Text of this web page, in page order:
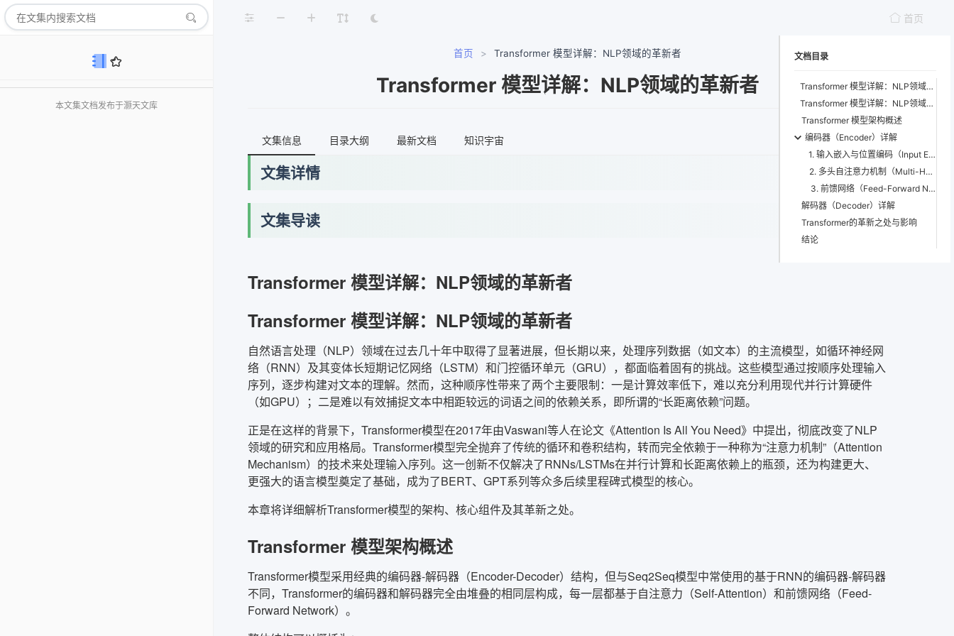
本文集文档发布于灏天文库
首页
首页 > Transformer 模型详解：NLP领域的革新者
Transformer 模型详解：NLP领域的革新者
文集信息 目录大纲 最新文档 知识宇宙
文集详情
文集导读
Transformer 模型详解：NLP领域的革新者
Transformer 模型详解：NLP领域的革新者
自然语言处理（NLP）领域在过去几十年中取得了显著进展，但长期以来，处理序列数据（如文本）的主流模型，如循环神经网
络（RNN）及其变体长短期记忆网络（LSTM）和门控循环单元（GRU），都面临着固有的挑战。这些模型通过按顺序处理输入
序列，逐步构建对文本的理解。然而，这种顺序性带来了两个主要限制：一是计算效率低下，难以充分利用现代并行计算硬件
（如GPU）；二是难以有效捕捉文本中相距较远的词语之间的依赖关系，即所谓的“长距离依赖”问题。
正是在这样的背景下，Transformer模型在2017年由Vaswani等人在论文《Attention Is All You Need》中提出，彻底改变了NLP
领域的研究和应用格局。Transformer模型完全抛弃了传统的循环和卷积结构，转而完全依赖于一种称为“注意力机制”（Attention
Mechanism）的技术来处理输入序列。这一创新不仅解决了RNNs/LSTMs在并行计算和长距离依赖上的瓶颈，还为构建更大、
更强大的语言模型奠定了基础，成为了BERT、GPT系列等众多后续里程碑式模型的核心。
本章将详细解析Transformer模型的架构、核心组件及其革新之处。
Transformer 模型架构概述
Transformer模型采用经典的编码器-解码器（Encoder-Decoder）结构，但与Seq2Seq模型中常使用的基于RNN的编码器-解码器
不同，Transformer的编码器和解码器完全由堆叠的相同层构成，每一层都基于自注意力（Self-Attention）和前馈网络（Feed-
Forward Network）。
文档目录
Transformer 模型详解：NLP领域的革新者
Transformer 模型详解：NLP领域的革新者
Transformer 模型架构概述
编码器（Encoder）详解
1. 输入嵌入与位置编码（Input Embedding and Positional Encoding）
2. 多头自注意力机制（Multi-Head Self-Attention）
3. 前馈网络（Feed-Forward Network）
解码器（Decoder）详解
Transformer的革新之处与影响
结论